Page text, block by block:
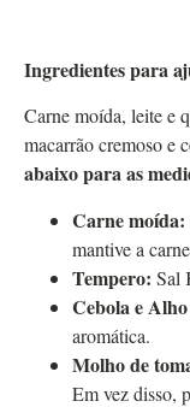
Ingredientes para
Carne moída, leite e
macarrão cremoso e
abaixo para as
Carne moída:
mantive a
Tempero: Sal
Cebola e Alho
aromática.
Molho de
Em vez disso,